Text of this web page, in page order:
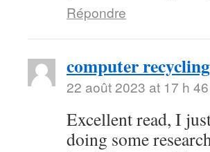
Répondre
computer
22 août 2023 at 17 h
Excellent read, I
doing some